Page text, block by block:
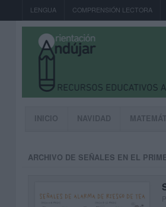
LENGUA COMPRENSIÓN LECTORA
INICIO NAVIDAD
ARCHIVO DE SEÑALES EN EL